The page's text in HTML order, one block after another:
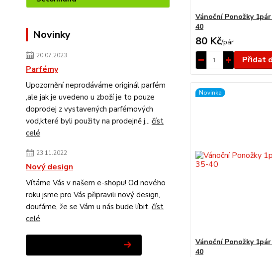
Novinky
20.07.2023
Parfémy
Upozornění neprodáváme originál parfém
,ale jak je uvedeno u zboží je to pouze
doprodej z vystavených parfémových
vod,které byli použity na prodejně j... číst
celé
23.11.2022
Nový design
Vítáme Vás v našem e-shopu! Od nového
roku jsme pro Vás připravili nový design,
doufáme, že se Vám u nás bude líbit. číst
celé
Vánoční Ponožky
40
80 Kč/pár
Přidat
Novinka
Vánoční Ponožky
40